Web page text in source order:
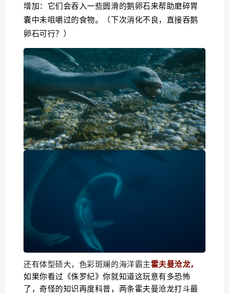
增加：它们会吞入一些圆滑的鹅卵石来帮助磨碎胃
囊中未咀嚼过的食物。（下次消化不良，直接吞鹅
卵石可行？）
还有体型硕大，色彩斑斓的海洋霸主霍夫曼沧龙，
如果你看过《侏罗纪》你就知道这玩意有多恐怖
了，奇怪的知识再度科普，两条霍夫曼沧龙打斗最